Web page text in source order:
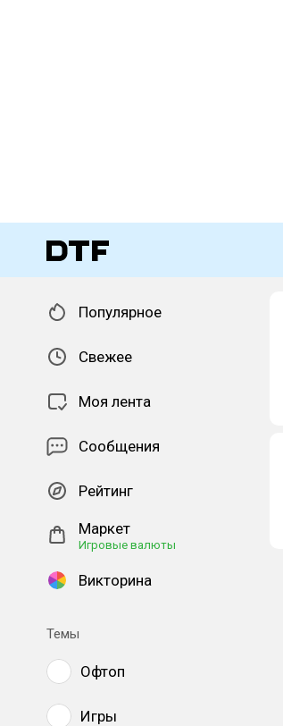
Популярное
Свежее
Моя лента
Сообщения
Рейтинг
Маркет
Игровые валюты
Викторина
Темы
Офтоп
Игры